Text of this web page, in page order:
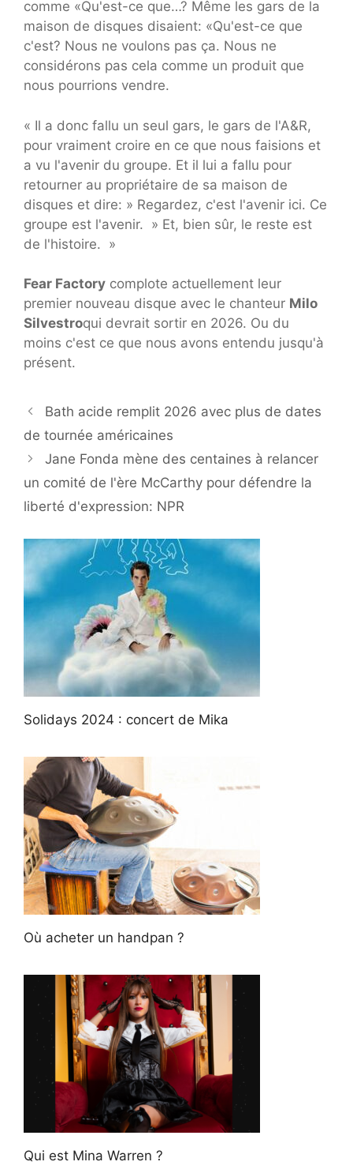
comme «Qu'est-ce que…? Même les gars de la
maison de disques disaient: «Qu'est-ce que
c'est? Nous ne voulons pas ça. Nous ne
considérons pas cela comme un produit que
nous pourrions vendre.
« Il a donc fallu un seul gars, le gars de l'A&R,
pour vraiment croire en ce que nous faisions et
a vu l'avenir du groupe. Et il lui a fallu pour
retourner au propriétaire de sa maison de
disques et dire: » Regardez, c'est l'avenir ici. Ce
groupe est l'avenir. » Et, bien sûr, le reste est
de l'histoire. »
Fear Factory complote actuellement leur
premier nouveau disque avec le chanteur Milo
Silvestroqui devrait sortir en 2026. Ou du
moins c'est ce que nous avons entendu jusqu'à
présent.
Bath acide remplit 2026 avec plus de dates
de tournée américaines
Jane Fonda mène des centaines à relancer
un comité de l'ère McCarthy pour défendre la
liberté d'expression: NPR
Solidays 2024 : concert de Mika
Où acheter un handpan ?
Qui est Mina Warren ?